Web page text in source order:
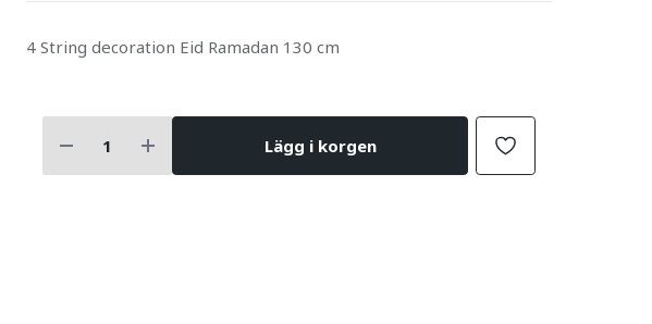
4 String decoration Eid Ramadan 130 cm
Lägg i korgen